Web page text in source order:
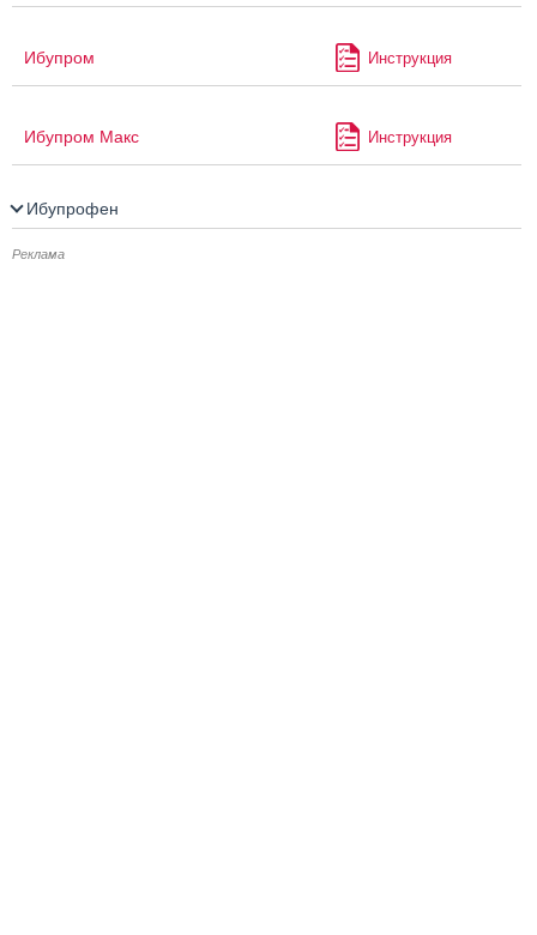
Ибупром Инструкция
Ибупром Макс Инструкция
Ибупрофен
Реклама